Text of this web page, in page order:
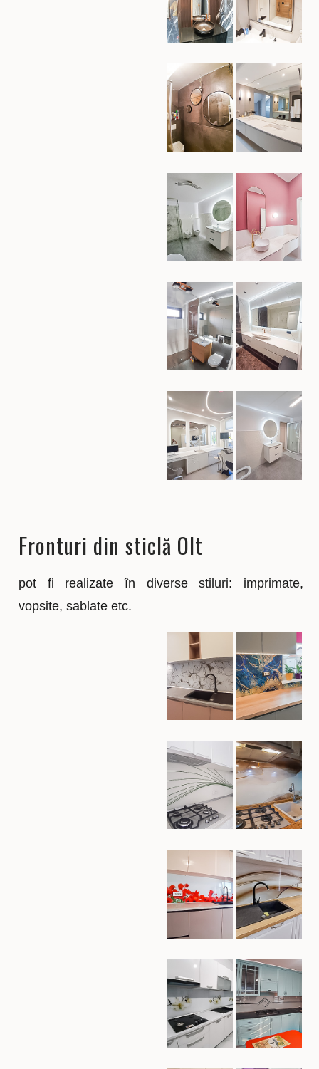
Fronturi din sticlă Olt
pot fi realizate în diverse stiluri: imprimate,
vopsite, sablate etc.